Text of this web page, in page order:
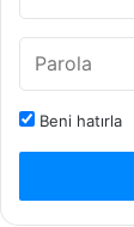
Beni hatırla